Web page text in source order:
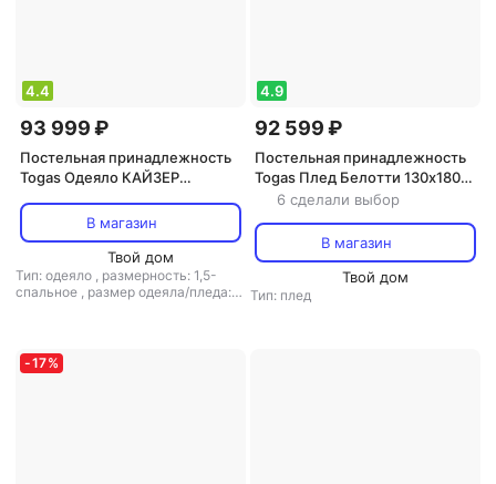
4.4
93 999 ₽
Постельная принадлежность
Togas Одеяло КАЙЗЕР
гусиный пух в нано-батисте
20.04.13.0050
В магазин
Твой дом
Тип: одеяло , размерность: 1,5-
спальное , размер одеяла/пледа:
4.9
92 599 ₽
Постельная принадлежность
Togas Плед Белотти 130х180
см светло-коричневый
6 сделали выбор
В магазин
Твой дом
Тип: плед
-17%